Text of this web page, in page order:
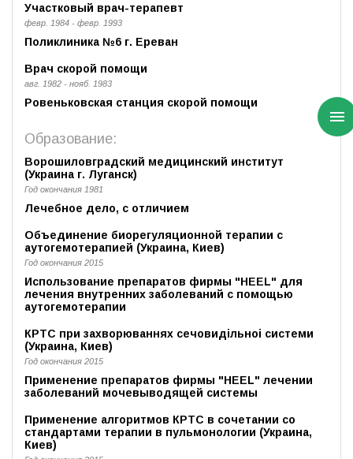
Участковый врач-терапевт
февр. 1984 - февр. 1993
Поликлиника №6 г. Ереван
Врач скорой помощи
авг. 1982 - нояб. 1983
Ровеньковская станция скорой помощи
Образование:
Ворошиловградский медицинский институт
(Украина г. Луганск)
Год окончания 1981
Лечебное дело, с отличием
Объединение биорегуляционной терапии с
аутогемотерапией (Украина, Киев)
Год окончания 2015
Использование препаратов фирмы "HEEL" для
лечения внутренних заболеваний с помощью
аутогемотерапии
КРТС при захворюваннях сечовидiльноi системи
(Украина, Киев)
Год окончания 2015
Применение препаратов фирмы "HEEL" лечении
заболеваний мочевыводящей системы
Применение алгоритмов КРТС в сочетании со
стандартами терапии в пульмонологии (Украина,
Киев)